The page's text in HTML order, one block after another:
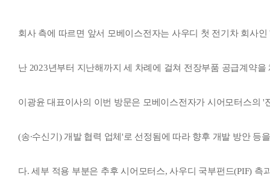
회사 측에 따르면 앞서 모베이스전자는 사우디 첫 전기차 회사인
난 2023년부터 지난해까지 세 차례에 걸쳐 전장부품 공급계약을
이광윤 대표이사의 이번 방문은 모베이스전자가 시어모터스의 '
(송∙수신기) 개발 협력 업체'로 선정됨에 따라 향후 개발 방안 등
다. 세부 적용 부분은 추후 시어모터스, 사우디 국부펀드(PIF) 측